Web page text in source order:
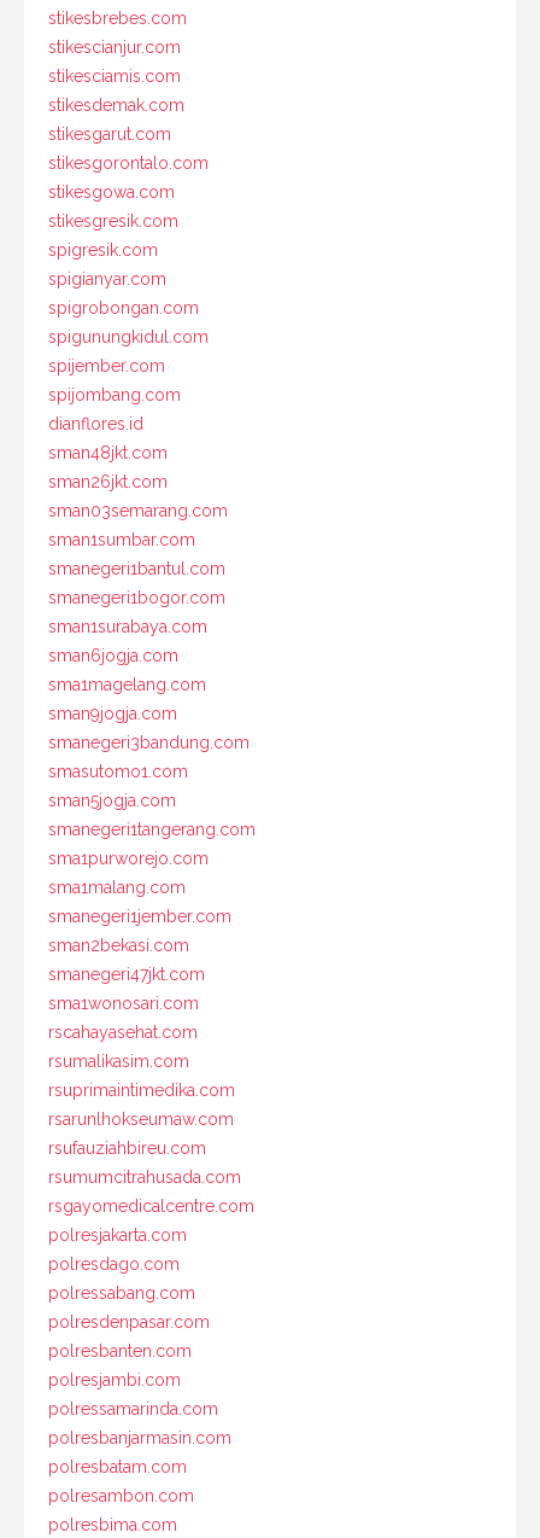
stikesbrebes.com
stikescianjur.com
stikesciamis.com
stikesdemak.com
stikesgarut.com
stikesgorontalo.com
stikesgowa.com
stikesgresik.com
spigresik.com
spigianyar.com
spigrobongan.com
spigunungkidul.com
spijember.com
spijombang.com
dianflores.id
sman48jkt.com
sman26jkt.com
sman03semarang.com
sman1sumbar.com
smanegeri1bantul.com
smanegeri1bogor.com
sman1surabaya.com
sman6jogja.com
sma1magelang.com
sman9jogja.com
smanegeri3bandung.com
smasutomo1.com
sman5jogja.com
smanegeri1tangerang.com
sma1purworejo.com
sma1malang.com
smanegeri1jember.com
sman2bekasi.com
smanegeri47jkt.com
sma1wonosari.com
rscahayasehat.com
rsumalikasim.com
rsuprimaintimedika.com
rsarunlhokseumaw.com
rsufauziahbireu.com
rsumumcitrahusada.com
rsgayomedicalcentre.com
polresjakarta.com
polresdago.com
polressabang.com
polresdenpasar.com
polresbanten.com
polresjambi.com
polressamarinda.com
polresbanjarmasin.com
polresbatam.com
polresambon.com
polresbima.com